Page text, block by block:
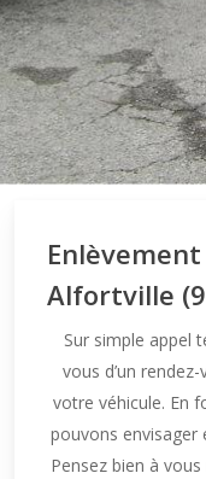
Alfortville
Sur simple appel
vous d’un
votre véhicule. En
pouvons envisager
Pensez bien à